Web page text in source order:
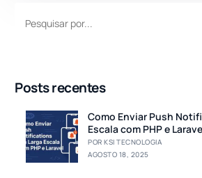
Posts recentes
Como Enviar Push
Escala com PHP e
POR KSI TECNOLOGIA
AGOSTO 18, 2025